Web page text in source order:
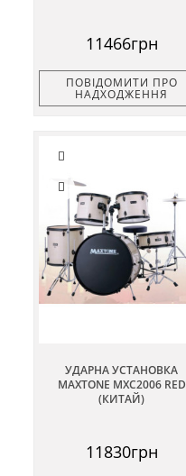
11466грн
ПОВІДОМИТИ ПРО
НАДХОДЖЕННЯ
УДАРНА УСТАНОВКА
MAXTONE MXC2006 RED
(КИТАЙ)
11830грн